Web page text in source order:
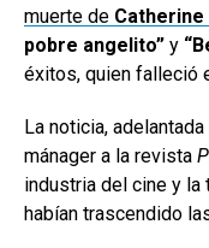
muerte de Catherine
pobre angelito” y
éxitos, quien falleció
La noticia,
mánager a la revista
industria del cine y la
habían trascendido